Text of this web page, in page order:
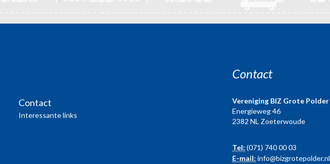
Contact
Interessante links
Contact
Vereniging BIZ Grote Polder
Energieweg 46
2382 NL Zoeterwoude
Tel: (071) 740 00 03
E-mail: info@bizgrotepolder.nl